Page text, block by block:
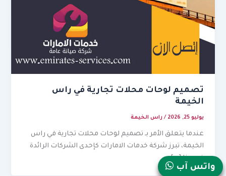
تصميم لوحات محلات تجارية في راس
الخيمة
يوليو 25, 2026 /راس الخيمة
عندما يتعلق الأمر بـ تصميم لوحات محلات تجارية في راس
الخيمة، تبرز شركة خدمات الامارات كإحدى الشركات الرائدة
في هذا […]
واتس آب